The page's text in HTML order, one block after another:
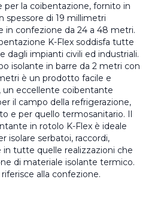
per la coibentazione, fornito in
spessore di 19 millimetri
in confezione da 24 a 48 metri.
K-Flex soddisfa tutte
dagli impianti civili ed industriali.
isolante in barre da 2 metri con
è un prodotto facile e
un eccellente coibentante
il campo della refrigerazione,
e per quello termosanitario. Il
in rotolo K-Flex è ideale
isolare serbatoi, raccordi,
in tutte quelle realizzazioni che
di materiale isolante termico.
alla confezione.